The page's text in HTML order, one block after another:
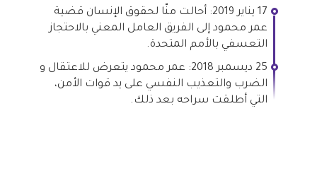
17 يناير 2019: أحالت منّا لحقوق الإنسان قضية
عمر محمود إلى الفريق العامل المعني بالاحتجاز
التعسفي بالأمم المتحدة.
25 ديسمبر 2018: عمر محمود يتعرض للاعتقال و
الضرب والتعذيب النفسي على يد قوات الأمن،
التي أطلقت سراحه بعد ذلك.